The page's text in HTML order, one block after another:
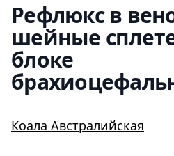
Рефлюкс в
шейные
блоке
Коала Австралийская